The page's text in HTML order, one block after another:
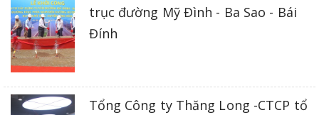
trục đường Mỹ Đình - Ba Sao - Bái
Đính
Tổng Công ty Thăng Long -CTCP tổ